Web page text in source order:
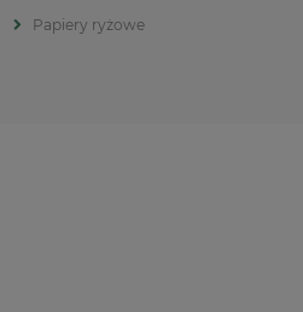
Papiery ryżowe